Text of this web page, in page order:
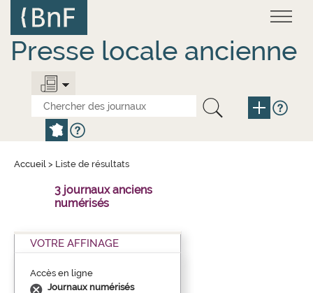
contenu
principal
Presse locale ancienne
Accueil > Liste de résultats
3 journaux anciens
numérisés
VOTRE AFFINAGE
Accès en ligne
Journaux numérisés
Panneau de gestion des cookies